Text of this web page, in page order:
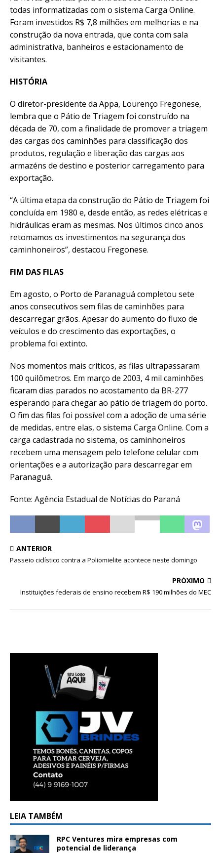
todas informatizadas com o sistema Carga Online.
Foram investidos R$ 7,8 milhões em melhorias e na
construção da nova entrada, que conta com sala
administrativa, banheiros e estacionamento de
visitantes.
HISTÓRIA
O diretor-presidente da Appa, Lourenço Fregonese,
lembra que o Pátio de Triagem foi construído na
década de 70, com a finalidade de promover a triagem
das cargas dos caminhões para classificação dos
produtos, regulação e liberação das cargas aos
armazéns de destino e posterior carregamento para
exportação.
“A última etapa da construção do Pátio de Triagem foi
concluída em 1980 e, desde então, as redes elétricas e
hidráulicas eram as mesmas. Nos últimos cinco anos
retomamos os investimentos na segurança dos
caminhoneiros”, destacou Fregonese.
FIM DAS FILAS
Em agosto, o Porto de Paranaguá completou sete
anos consecutivos sem filas de caminhões para
descarregar grãos. Apesar do aumento do fluxo de
veículos e do crescimento das exportações, o
problema foi extinto.
Nos momentos mais críticos, as filas ultrapassaram
100 quilômetros. Em março de 2003, 4 mil caminhões
ficaram dias parados no acostamento da BR-277
esperando para chegar ao pátio de triagem do porto.
O fim das filas foi possível com a adoção de uma série
de medidas, entre elas, o sistema Carga Online. Com a
carga cadastrada no sistema, os caminhoneiros
recebem uma mensagem pelo telefone celular com
orientações e a autorização para descarregar em
Paranaguá.
Fonte: Agência Estadual de Notícias do Paraná
ANTERIOR
Passeio ciclístico contra a Poliomielite acontece neste domingo
PRÓXIMO
Instituições federais de ensino recebem R$ 190 milhões do MEC
LEIA TAMBÉM
RPC Ventures mira empresas com
potencial de liderança